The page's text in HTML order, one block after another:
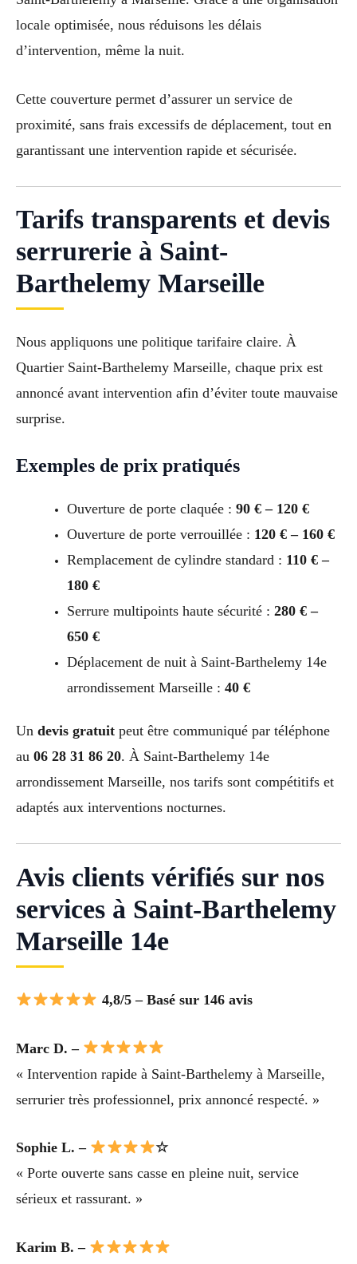
locale optimisée, nous réduisons les délais
d’intervention, même la nuit.
Cette couverture permet d’assurer un service de
proximité, sans frais excessifs de déplacement, tout en
garantissant une intervention rapide et sécurisée.
Tarifs transparents et devis
serrurerie à Saint-
Barthelemy Marseille
Nous appliquons une politique tarifaire claire. À
Quartier Saint-Barthelemy Marseille, chaque prix est
annoncé avant intervention afin d’éviter toute mauvaise
surprise.
Exemples de prix pratiqués
Ouverture de porte claquée : 90 € – 120 €
Ouverture de porte verrouillée : 120 € – 160 €
Remplacement de cylindre standard : 110 € –
180 €
Serrure multipoints haute sécurité : 280 € –
650 €
Déplacement de nuit à Saint-Barthelemy 14e
arrondissement Marseille : 40 €
Un devis gratuit peut être communiqué par téléphone
au 06 28 31 86 20. À Saint-Barthelemy 14e
arrondissement Marseille, nos tarifs sont compétitifs et
adaptés aux interventions nocturnes.
Avis clients vérifiés sur nos
services à Saint-Barthelemy
Marseille 14e
4,8/5 – Basé sur 146 avis
Marc D. –
« Intervention rapide à Saint-Barthelemy à Marseille,
serrurier très professionnel, prix annoncé respecté. »
Sophie L. –
☆
« Porte ouverte sans casse en pleine nuit, service
sérieux et rassurant. »
Karim B. –